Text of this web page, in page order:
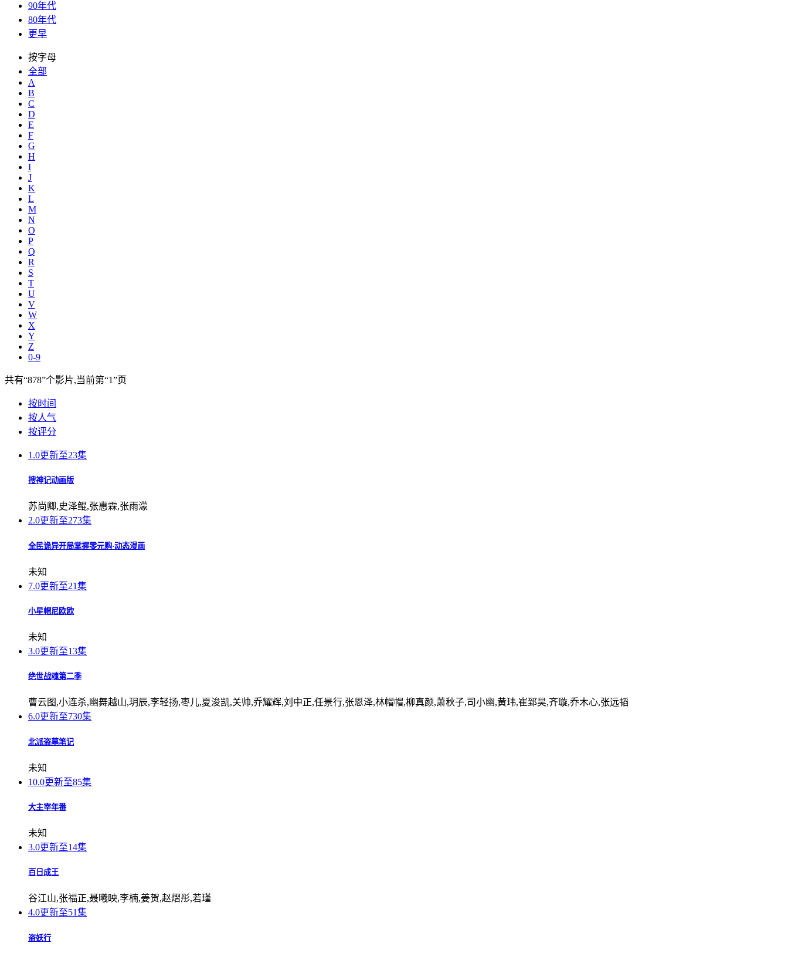
90年代
80年代
更早
按字母
全部
A
B
C
D
E
F
G
H
I
J
K
L
M
N
O
P
Q
R
S
T
U
V
W
X
Y
Z
0-9
共有“878”个影片,当前第“1”页
按时间
按人气
按评分
1.0更新至23集
搜神记动画版
苏尚卿,史泽鲲,张惠霖,张雨濛
2.0更新至273集
全民诡异开局掌握零元购·动态漫画
未知
7.0更新至21集
小星帽尼欧欧
未知
3.0更新至13集
绝世战魂第二季
曹云图,小连杀,幽舞越山,玥辰,李轻扬,枣儿,夏浚凯,关帅,乔耀辉,刘中正,任景行,张恩泽,林帽帽,柳真颜,萧秋子,司小幽,黄玮,崔郅昊,齐璇,乔木心,张远韬
6.0更新至730集
北派盗墓笔记
未知
10.0更新至85集
大主宰年番
未知
3.0更新至14集
百日成王
谷江山,张福正,聂曦映,李楠,姜贺,赵熠彤,若瑾
4.0更新至51集
盗妖行